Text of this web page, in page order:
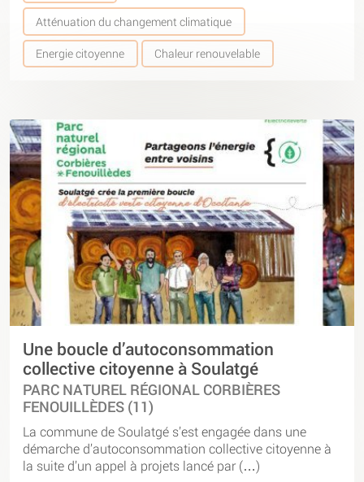
Atténuation du changement climatique
Energie citoyenne Chaleur renouvelable
Une boucle d’autoconsommation
collective citoyenne à Soulatgé
PARC NATUREL RÉGIONAL CORBIÈRES
FENOUILLÈDES (11)
La commune de Soulatgé s’est engagée dans une
démarche d’autoconsommation collective citoyenne à
la suite d’un appel à projets lancé par (…)